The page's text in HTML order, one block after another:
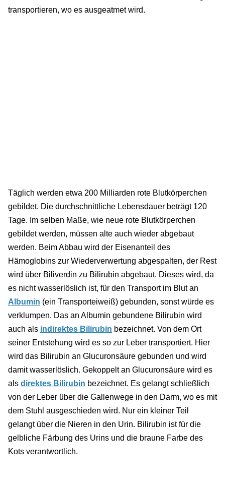
transportieren, wo es ausgeatmet wird.
Täglich werden etwa 200 Milliarden rote Blutkörperchen
gebildet. Die durchschnittliche Lebensdauer beträgt 120
Tage. Im selben Maße, wie neue rote Blutkörperchen
gebildet werden, müssen alte auch wieder abgebaut
werden. Beim Abbau wird der Eisenanteil des
Hämoglobins zur Wiederverwertung abgespalten, der Rest
wird über Biliverdin zu Bilirubin abgebaut. Dieses wird, da
es nicht wasserlöslich ist, für den Transport im Blut an
Albumin (ein Transporteiweiß) gebunden, sonst würde es
verklumpen. Das an Albumin gebundene Bilirubin wird
auch als indirektes Bilirubin bezeichnet. Von dem Ort
seiner Entstehung wird es so zur Leber transportiert. Hier
wird das Bilirubin an Glucuronsäure gebunden und wird
damit wasserlöslich. Gekoppelt an Glucuronsäure wird es
als direktes Bilirubin bezeichnet. Es gelangt schließlich
von der Leber über die Gallenwege in den Darm, wo es mit
dem Stuhl ausgeschieden wird. Nur ein kleiner Teil
gelangt über die Nieren in den Urin. Bilirubin ist für die
gelbliche Färbung des Urins und die braune Farbe des
Kots verantwortlich.